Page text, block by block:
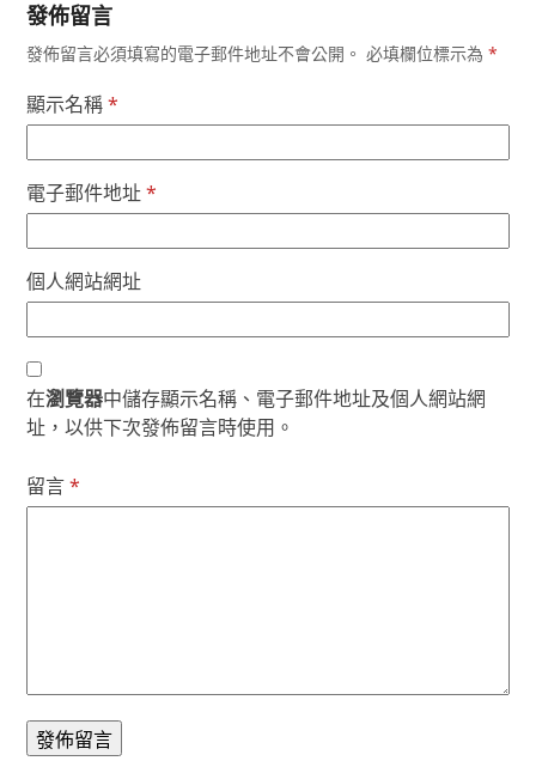
發佈留言
發佈留言必須填寫的電子郵件地址不會公開。 必填欄位標示為*
顯示名稱*
電子郵件地址*
個人網站網址
在瀏覽器中儲存顯示名稱、電子郵件地址及個人網站網
址，以供下次發佈留言時使用。
留言*